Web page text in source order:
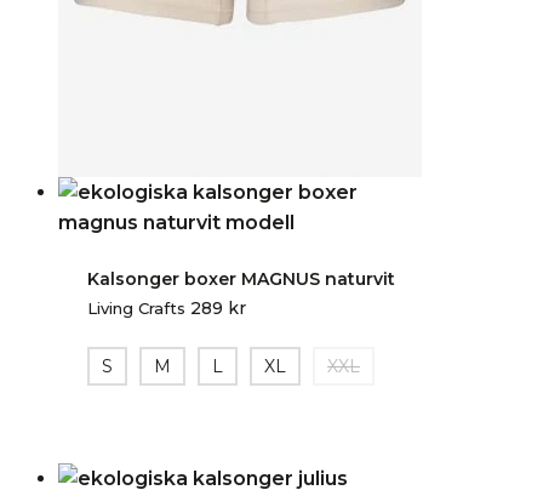
Kalsonger boxer MAGNUS naturvit
Living Crafts 289 kr
S M L XL XXL